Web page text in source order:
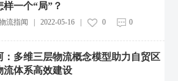
样一个“局”？
流指闻 2022-05-16| 0 0
：多维三层物流概念模型助力自贸区
流体系高效建设